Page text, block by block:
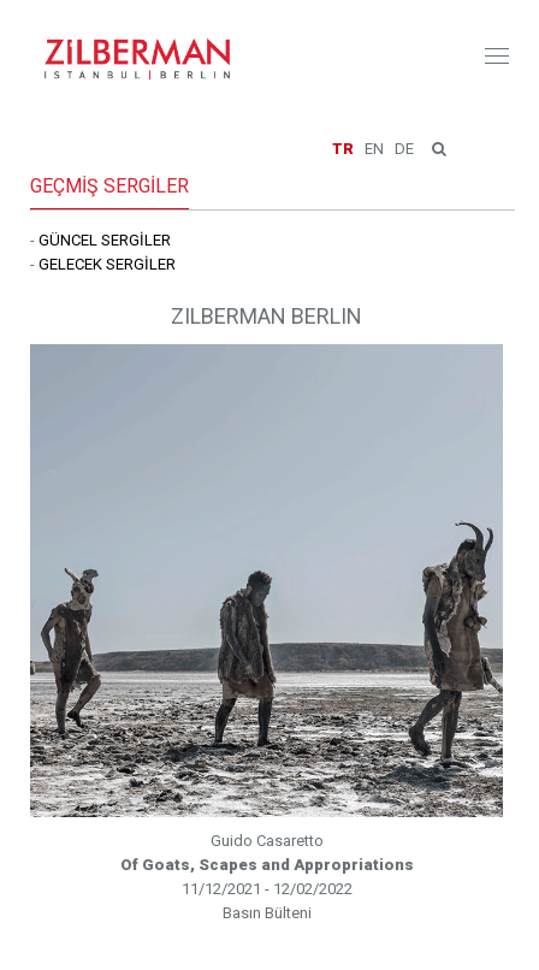
TR EN DE
GEÇMİŞ SERGİLER
- GÜNCEL SERGİLER
- GELECEK SERGİLER
ZILBERMAN BERLIN
Guido Casaretto
Of Goats, Scapes and Appropriations
11/12/2021 - 12/02/2022
Basın Bülteni